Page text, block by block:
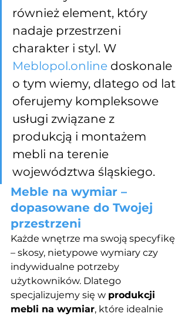
również element, który
nadaje przestrzeni
charakter i styl. W
Meblopol.online doskonale
o tym wiemy, dlatego od lat
oferujemy kompleksowe
usługi związane z
produkcją i montażem
mebli na terenie
województwa śląskiego.
Meble na wymiar –
dopasowane do Twojej
przestrzeni
Każde wnętrze ma swoją specyfikę
– skosy, nietypowe wymiary czy
indywidualne potrzeby
użytkowników. Dlatego
specjalizujemy się w produkcji
mebli na wymiar, które idealnie